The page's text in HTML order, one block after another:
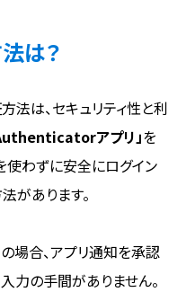
は？
は、セキュリティ性と利
アプリ」を
使わずに安全にログイン
があります。
合、アプリ通知を承認
力の手間がありません。